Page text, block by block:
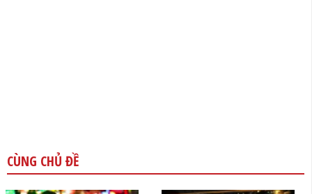
CÙNG CHỦ ĐỀ